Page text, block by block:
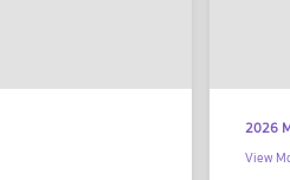
2026
View